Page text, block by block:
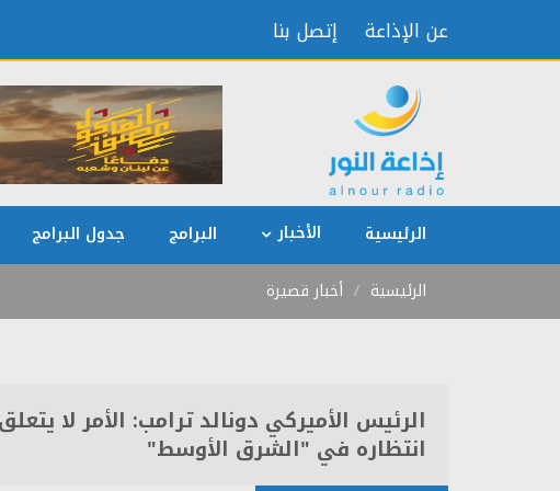
عن الإذاعة إتصل بنا
الرئيسية الأخبار البرامج جدول البرامج
الرئيسية أخبار قصيرة
الرئيس الأميركي دونالد ترامب: الأمر لا
انتظاره في "الشرق الأوسط"